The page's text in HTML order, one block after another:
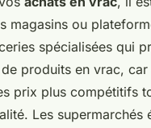
magasins ou
spécialisées qui
produits en vrac, car
prix plus compétitifs
Les supermarchés